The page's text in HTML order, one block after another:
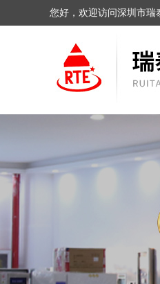
您好，欢迎访问深圳市瑞